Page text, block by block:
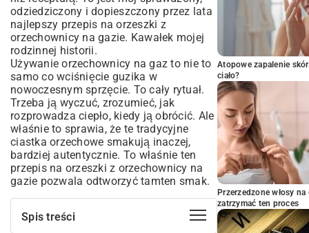
odziedziczony i dopieszczony przez lata
najlepszy przepis na orzeszki z
orzechownicy na gazie. Kawałek mojej
rodzinnej historii.
Używanie orzechownicy na gaz to nie to
samo co wciśnięcie guzika w
nowoczesnym sprzęcie. To cały rytuał.
Trzeba ją wyczuć, zrozumieć, jak
rozprowadza ciepło, kiedy ją obrócić. Ale
właśnie to sprawia, że te tradycyjne
ciastka orzechowe smakują inaczej,
bardziej autentycznie. To właśnie ten
przepis na orzeszki z orzechownicy na
gazie pozwala odtworzyć tamten smak.
Spis treści
Atopowe zapalenie
ciało?
Przerzedzone włosy
zatrzymać ten proces